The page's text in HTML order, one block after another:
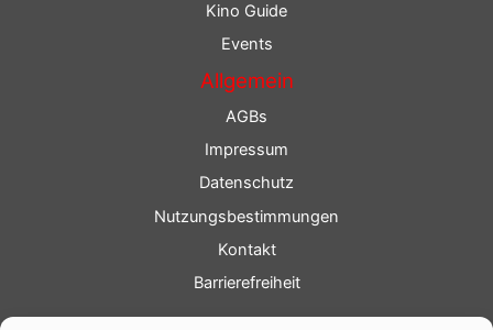
Kino Guide
Events
Allgemein
AGBs
Impressum
Datenschutz
Nutzungsbestimmungen
Kontakt
Barrierefreiheit